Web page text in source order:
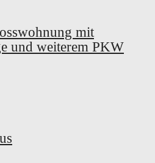
mit
und weiterem PKW